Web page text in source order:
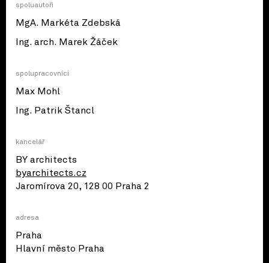
spoluautoři
MgA. Markéta Zdebská
Ing. arch. Marek Žáček
spolupracovníci
Max Mohl
Ing. Patrik Štancl
kancelář
BY architects
byarchitects.cz
Jaromírova 20, 128 00 Praha 2
adresa
Praha
Hlavní město Praha